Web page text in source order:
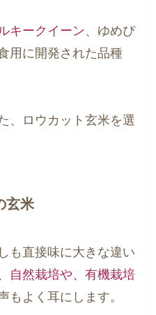
キークイーン、ゆめぴ
用に開発された品種
、ロウカット玄米を選
玄米
も直接味に大きな違い
自然栽培や、有機栽培
もよく耳にします。